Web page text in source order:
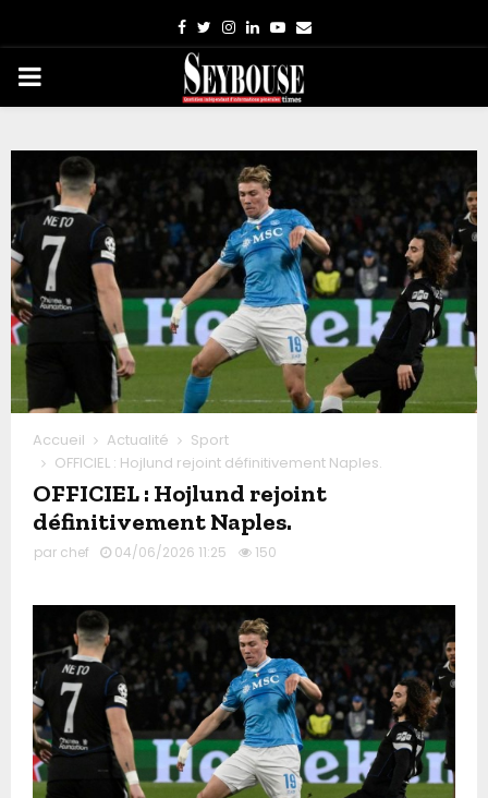
Facebook
TwitterInstagram
LinkedinYoutube
Email
PRIMARY
Accueil Actualité
Sport
OFFICIEL : Hojlund rejoint définitivement Naples.
OFFICIEL : Hojlund rejoint
définitivement Naples.
par chef 04/06/2026 11:25 150